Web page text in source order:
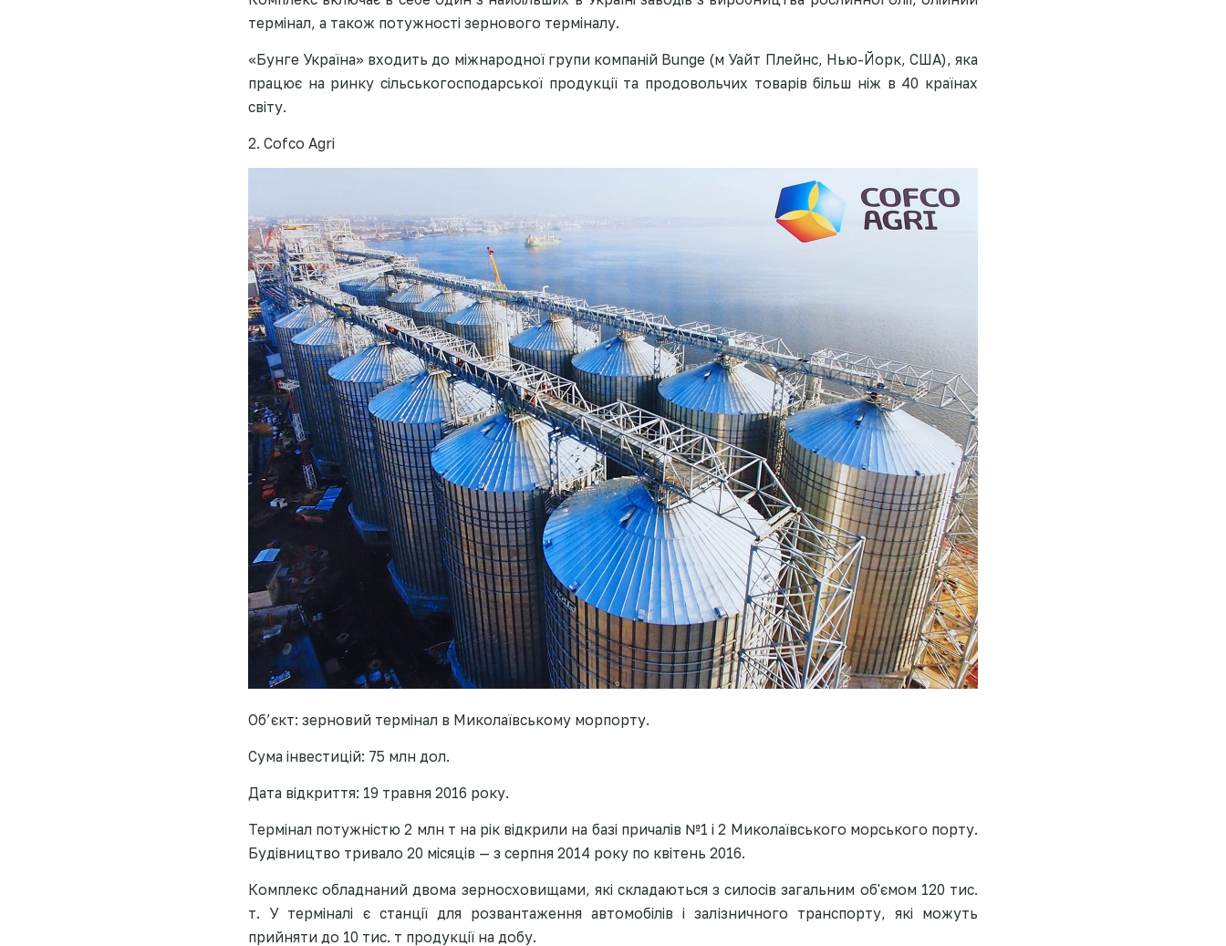
термінал, а також потужності зернового терміналу.
«Бунге Україна» входить до міжнародної групи компаній Bunge (м Уайт Плейнс, Нью-Йорк, США), яка
працює на ринку сільськогосподарської продукції та продовольчих товарів більш ніж в 40 країнах
світу.
2. Cofco Agri
Об’єкт: зерновий термінал в Миколаївському морпорту.
Сума інвестицій: 75 млн дол.
Дата відкриття: 19 травня 2016 року.
Термінал потужністю 2 млн т на рік відкрили на базі причалів №1 і 2 Миколаївського морського порту.
Будівництво тривало 20 місяців — з серпня 2014 року по квітень 2016.
Комплекс обладнаний двома зерносховищами, які складаються з силосів загальним об'ємом 120 тис.
т. У терміналі є станції для розвантаження автомобілів і залізничного транспорту, які можуть
прийняти до 10 тис. т продукції на добу.